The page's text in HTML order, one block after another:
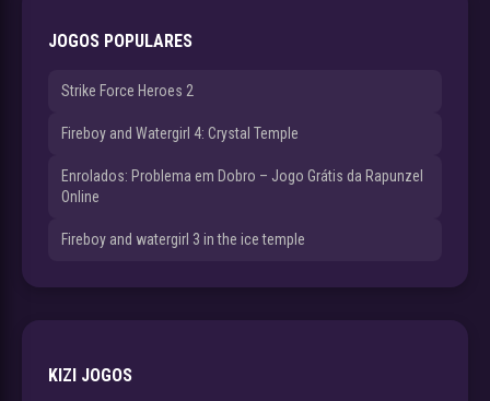
JOGOS POPULARES
Strike Force Heroes 2
Fireboy and Watergirl 4: Crystal Temple
Enrolados: Problema em Dobro – Jogo Grátis da Rapunzel
Online
Fireboy and watergirl 3 in the ice temple
KIZI JOGOS